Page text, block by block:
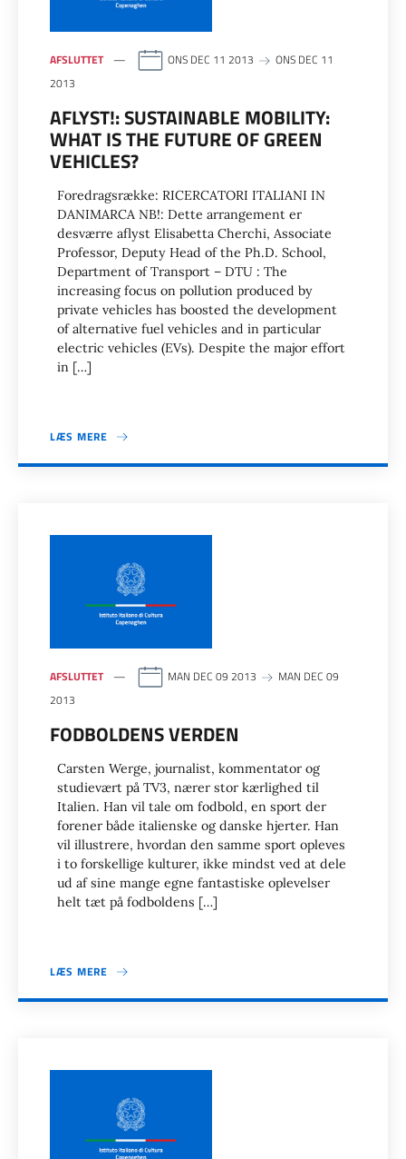
AFSLUTTET ONS DEC 11 2013
ONS DEC 11
2013
AFLYST!: SUSTAINABLE MOBILITY:
WHAT IS THE FUTURE OF GREEN
VEHICLES?
Foredragsrække: RICERCATORI ITALIANI IN
DANIMARCA NB!: Dette arrangement er
desværre aflyst Elisabetta Cherchi, Associate
Professor, Deputy Head of the Ph.D. School,
Department of Transport – DTU : The
increasing focus on pollution produced by
private vehicles has boosted the development
of alternative fuel vehicles and in particular
electric vehicles (EVs). Despite the major effort
in […]
LÆS MERE
AFSLUTTET MAN DEC 09 2013
MAN DEC 09
2013
FODBOLDENS VERDEN
Carsten Werge, journalist, kommentator og
studievært på TV3, nærer stor kærlighed til
Italien. Han vil tale om fodbold, en sport der
forener både italienske og danske hjerter. Han
vil illustrere, hvordan den samme sport opleves
i to forskellige kulturer, ikke mindst ved at dele
ud af sine mange egne fantastiske oplevelser
helt tæt på fodboldens […]
LÆS MERE